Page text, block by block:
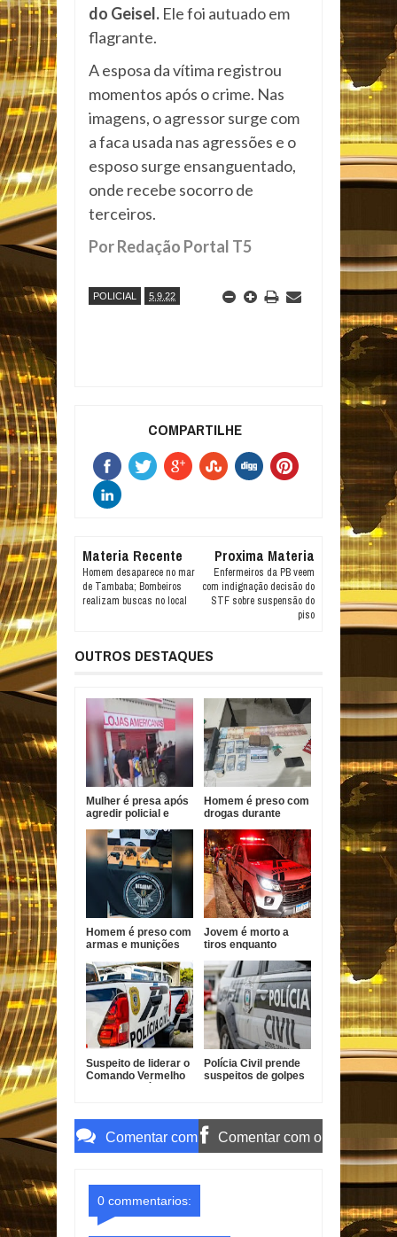
do Geisel. Ele foi autuado em
flagrante.
A esposa da vítima registrou
momentos após o crime. Nas
imagens, o agressor surge com
a faca usada nas agressões e o
esposo surge ensanguentado,
onde recebe socorro de
terceiros.
Por Redação Portal T5
POLICIAL 5.9.22
COMPARTILHE
Materia Recente
Homem desaparece no mar
de Tambaba; Bombeiros
realizam buscas no local
Proxima Materia
Enfermeiros da PB veem
com indignação decisão do
STF sobre suspensão do
piso
OUTROS DESTAQUES
Mulher é presa após
agredir policial e
Bayeux
Homem é preso com
drogas durante
Santa Helena
Homem é preso com
armas e munições
no Conde
Jovem é morto a
tiros enquanto
João Pessoa
Suspeito de liderar o
Comando Vermelho
Polícia Civil prende
suspeitos de golpes
Comentar com Comentar com o
0 commentarios: